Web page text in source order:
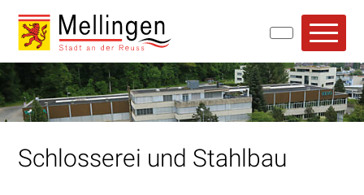
Navigieren in Mellingen
Schnellnavigation
Schlosserei und Stahlbau